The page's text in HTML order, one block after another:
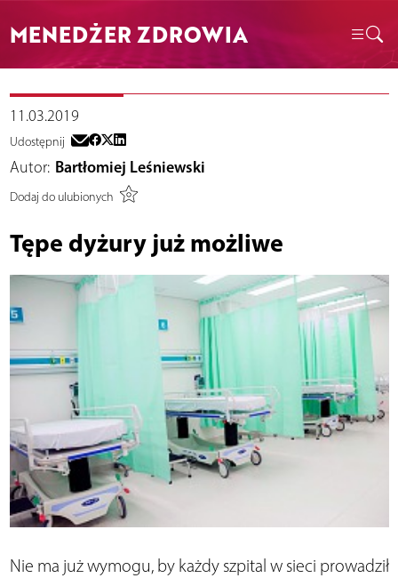
MENEDŻER ZDROWIA
11.03.2019
Udostępnij
Autor: Bartłomiej Leśniewski
Dodaj do ulubionych
Tępe dyżury już możliwe
Nie ma już wymogu, by każdy szpital w sieci prowadził